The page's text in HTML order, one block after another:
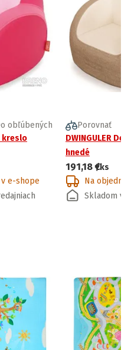
obľúbených
kreslo
e-shope
Porovnať
DWINGULER
hnedé
191,18 €/ks
Na
Skladom v